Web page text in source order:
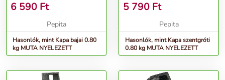
6 590 Ft
Pepita
Hasonlók, mint Kapa bajai 0.80
kg MUTA NYELEZETT
5 790 Ft
Pepita
Hasonlók, mint Kapa szentgróti
0.80 kg MUTA NYELEZETT